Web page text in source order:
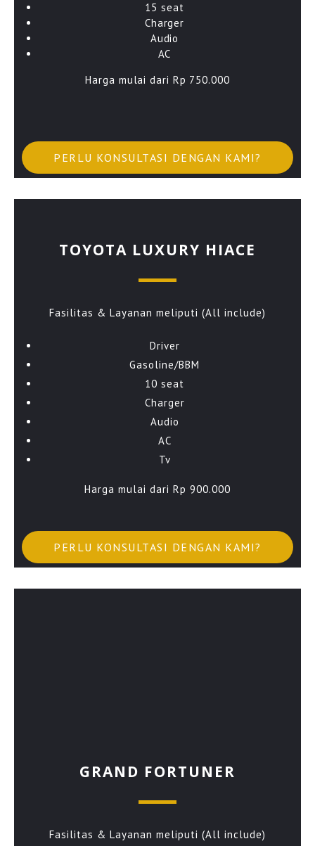
15 seat
Charger
Audio
AC
Harga mulai dari Rp 750.000
PERLU KONSULTASI DENGAN KAMI?
TOYOTA LUXURY HIACE
Fasilitas & Layanan meliputi (All include)
Driver
Gasoline/BBM
10 seat
Charger
Audio
AC
Tv
Harga mulai dari Rp 900.000
PERLU KONSULTASI DENGAN KAMI?
GRAND FORTUNER
Fasilitas & Layanan meliputi (All include)